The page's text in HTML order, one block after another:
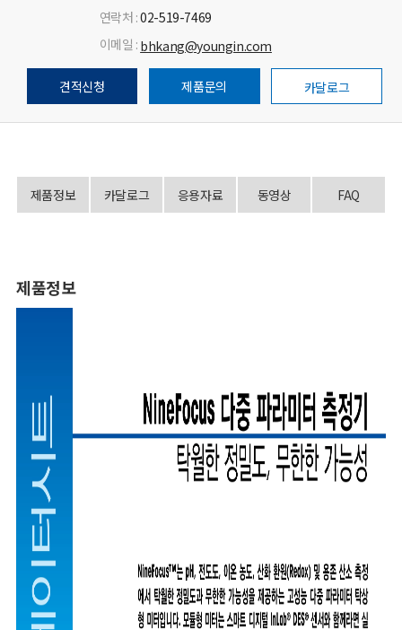
연락처 :02-519-7469
이메일 : bhkang@youngin.com
견적신청 제품문의 카달로그
제품정보 카달로그 응용자료 동영상 FAQ
제품정보